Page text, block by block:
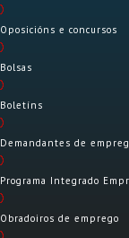
Oposicións e concursos
Bolsas
Boletíns
Demandantes de
Programa Integrado
Obradoiros de emprego